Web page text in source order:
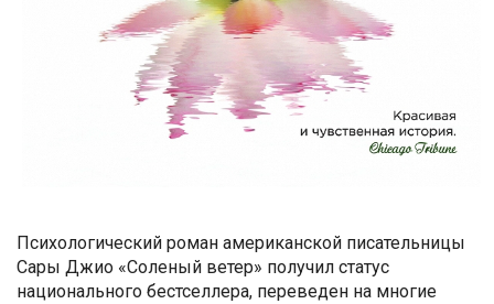
Психологический роман американской писательницы
Сары Джио «Соленый ветер» получил статус
национального бестселлера, переведен на многие